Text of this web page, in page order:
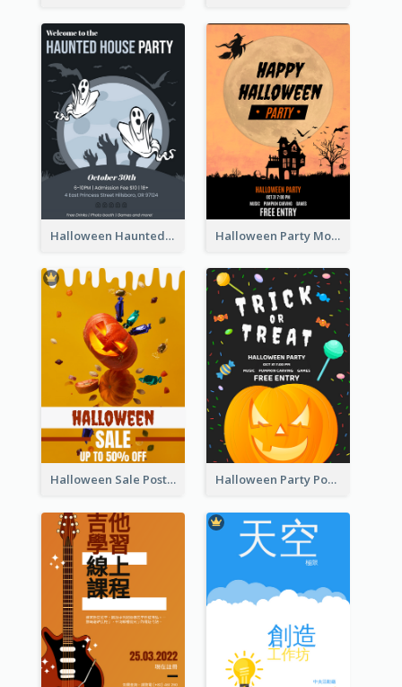
Halloween Haunted House Party Poster Halloween Party Moon Photo Poster
Halloween Sale Poster Halloween Party Poster